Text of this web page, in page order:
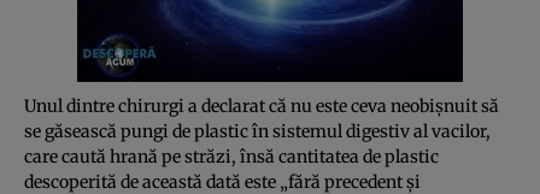
Unul dintre chirurgi a declarat că nu este ceva neobişnuit să
se găsească pungi de plastic în sistemul digestiv al vacilor,
care caută hrană pe străzi, însă cantitatea de plastic
descoperită de această dată este „fără precedent şi